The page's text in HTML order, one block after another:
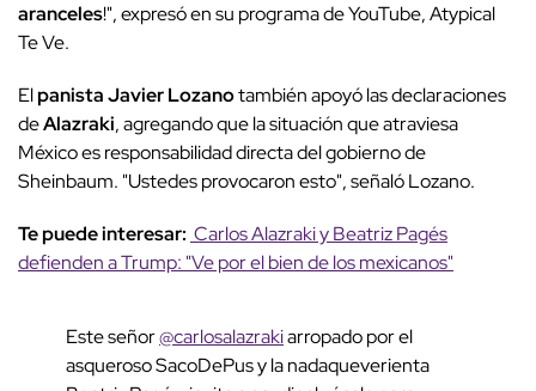
aranceles!", expresó en su programa de YouTube, Atypical
Te Ve.
Elpanista Javier Lozanotambién apoyó las declaraciones
deAlazraki, agregando que la situación que atraviesa
México es responsabilidad directa del gobierno de
Sheinbaum. "Ustedes provocaron esto", señaló Lozano.
Te puede interesar: Carlos Alazraki y Beatriz Pagés
defienden a Trump: "Ve por el bien de los mexicanos"
Este señor@carlosalazrakiarropado por el
asqueroso SacoDePus y la nadaqueverienta